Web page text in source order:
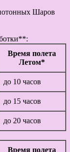
Шаров
Время полета
Летом*
до 10 часов
до 15 часов
до 20 часов
Время полета